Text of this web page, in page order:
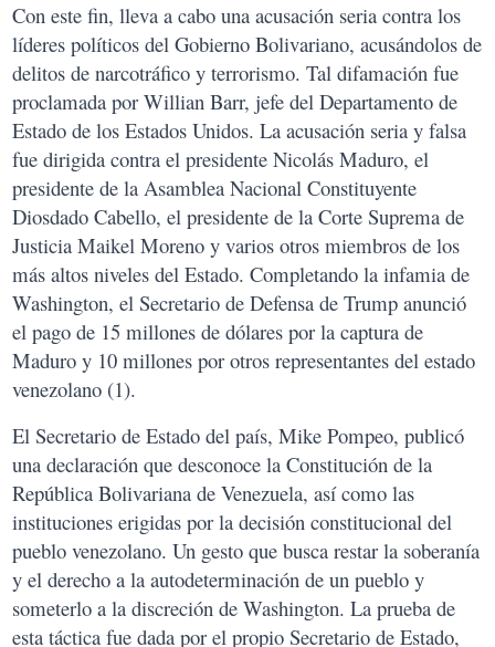
Con este fin, lleva a cabo una acusación seria contra los
líderes políticos del Gobierno Bolivariano, acusándolos de
delitos de narcotráfico y terrorismo. Tal difamación fue
proclamada por Willian Barr, jefe del Departamento de
Estado de los Estados Unidos. La acusación seria y falsa
fue dirigida contra el presidente Nicolás Maduro, el
presidente de la Asamblea Nacional Constituyente
Diosdado Cabello, el presidente de la Corte Suprema de
Justicia Maikel Moreno y varios otros miembros de los
más altos niveles del Estado. Completando la infamia de
Washington, el Secretario de Defensa de Trump anunció
el pago de 15 millones de dólares por la captura de
Maduro y 10 millones por otros representantes del estado
venezolano (1).
El Secretario de Estado del país, Mike Pompeo, publicó
una declaración que desconoce la Constitución de la
República Bolivariana de Venezuela, así como las
instituciones erigidas por la decisión constitucional del
pueblo venezolano. Un gesto que busca restar la soberanía
y el derecho a la autodeterminación de un pueblo y
someterlo a la discreción de Washington. La prueba de
esta táctica fue dada por el propio Secretario de Estado,